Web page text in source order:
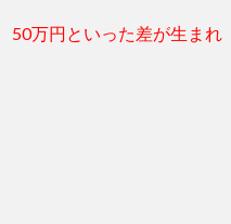
50万円といった差が生まれ